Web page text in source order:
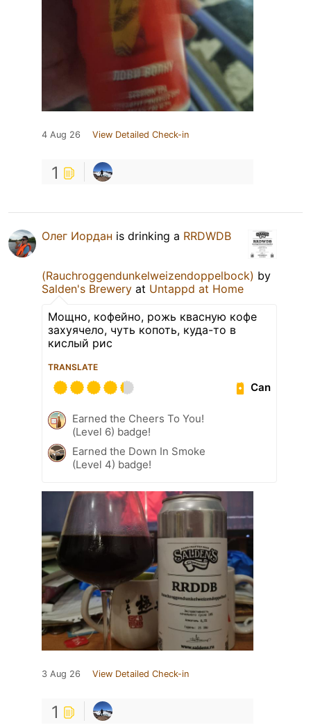
4 Aug 26 View Detailed Check-in
1
Олег Иордан is drinking a RRDWDB
(Rauchroggendunkelweizendoppelbock) by
Salden's Brewery at Untappd at Home
Мощно, кофейно, рожь квасную кофе
захуячело, чуть копоть, куда-то в
кислый рис
TRANSLATE
Can
Earned the Cheers To You!
(Level 6) badge!
Earned the Down In Smoke
(Level 4) badge!
3 Aug 26 View Detailed Check-in
1